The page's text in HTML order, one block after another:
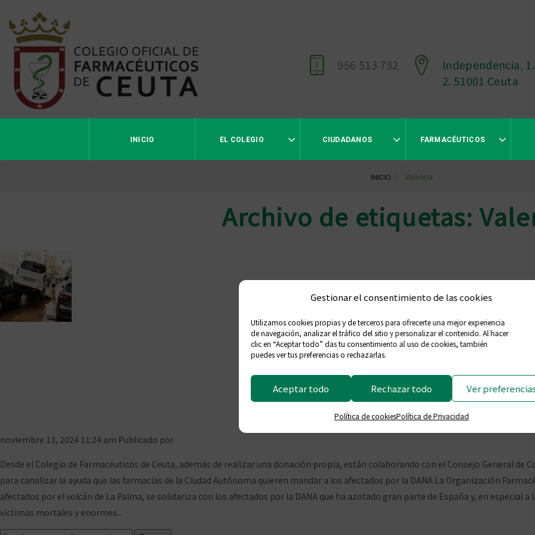
Gestionar el consentimiento de las cookies
Utilizamos cookies propias y de terceros para ofrecerte una mejor experiencia
de navegación, analizar el tráfico del sitio y personalizar el contenido. Al hacer
clic en “Aceptar todo” das tu consentimiento al uso de cookies, también
puedes ver tus preferencias o rechazarlas.
Aceptar todo Rechazar todo Ver
Política de cookiesPolítica de Privacidad
956 513 732
Independencia,
2. 51001 Ceuta
INICIO EL COLEGIO CIUDADANOS FARMACÉUTICOS
INICIO Valencia
Archivo de etiquetas:
El COF Ceuta y los farmacéuticos
farmacias afectadas por la DANA
noviembre 13, 2024 11:24 am Publicado por
Desde el Colegio de Farmacéuticos de Ceuta, además de realizar una donación propia, están colaborando con el Consejo General de
para canalizar la ayuda que las farmacias de la Ciudad Autónoma quieren mandar a los afectados por la DANA La Organización
afectados por el volcán de La Palma, se solidariza con los afectados por la DANA que ha azotado gran parte de España y, en especial
víctimas mortales y enormes...